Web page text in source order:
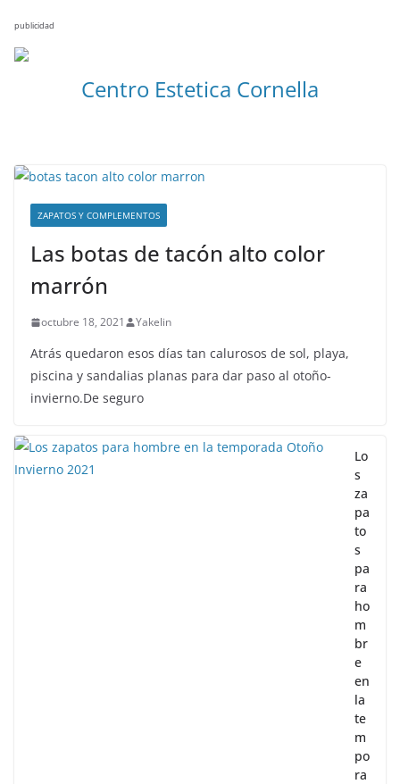
publicidad
Centro Estetica Cornella
ZAPATOS Y COMPLEMENTOS
Las botas de tacón alto color
marrón
octubre 18, 2021 Yakelin
Atrás quedaron esos días tan calurosos de sol, playa,
piscina y sandalias planas para dar paso al otoño-
invierno.De seguro
Lo
s
za
pa
to
s
pa
ra
ho
m
br
e
en
la
te
m
po
ra